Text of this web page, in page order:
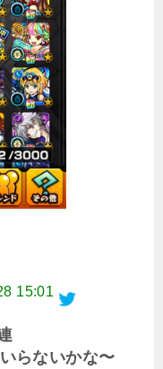
15:01
らないかな〜